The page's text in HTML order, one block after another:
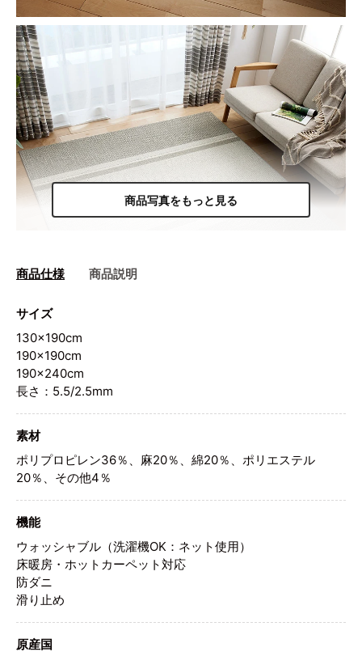
商品写真をもっと見る
商品仕様 商品説明
サイズ
130×190cm
190×190cm
190×240cm
長さ：5.5/2.5mm
素材
ポリプロピレン36％、麻20％、綿20％、ポリエステル
20％、その他4％
機能
ウォッシャブル（洗濯機OK：ネット使用）
床暖房・ホットカーペット対応
防ダニ
滑り止め
原産国